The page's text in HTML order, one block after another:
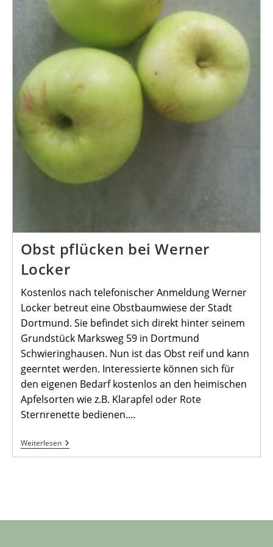
Obst pflücken bei Werner
Locker
Kostenlos nach telefonischer Anmeldung Werner
Locker betreut eine Obstbaumwiese der Stadt
Dortmund. Sie befindet sich direkt hinter seinem
Grundstück Marksweg 59 in Dortmund
Schwieringhausen. Nun ist das Obst reif und kann
geerntet werden. Interessierte können sich für
den eigenen Bedarf kostenlos an den heimischen
Apfelsorten wie z.B. Klarapfel oder Rote
Sternrenette bedienen.…
WeiterlesenObst
Pflücken